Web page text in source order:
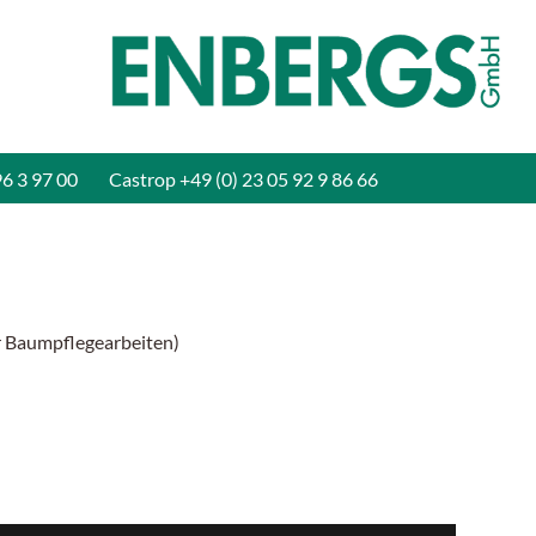
3 97 00 Castrop+49 (0) 23 05 92 9 86 66